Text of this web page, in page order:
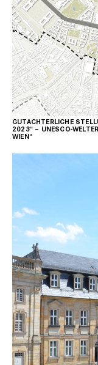
GUTACHTERLICHE
2023“ – UNESCO-
WIEN“
HEUMARKT, WIEN